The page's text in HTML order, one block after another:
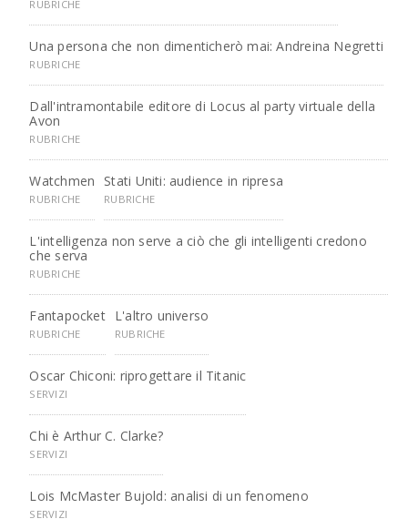
RUBRICHE
Una persona che non dimenticherò mai: Andreina Negretti
RUBRICHE
Dall'intramontabile editore di Locus al party virtuale della
Avon
RUBRICHE
Watchmen
RUBRICHE
Stati Uniti: audience in ripresa
RUBRICHE
L'intelligenza non serve a ciò che gli intelligenti credono
che serva
RUBRICHE
Fantapocket
RUBRICHE
L'altro universo
RUBRICHE
Oscar Chiconi: riprogettare il Titanic
SERVIZI
Chi è Arthur C. Clarke?
SERVIZI
Lois McMaster Bujold: analisi di un fenomeno
SERVIZI